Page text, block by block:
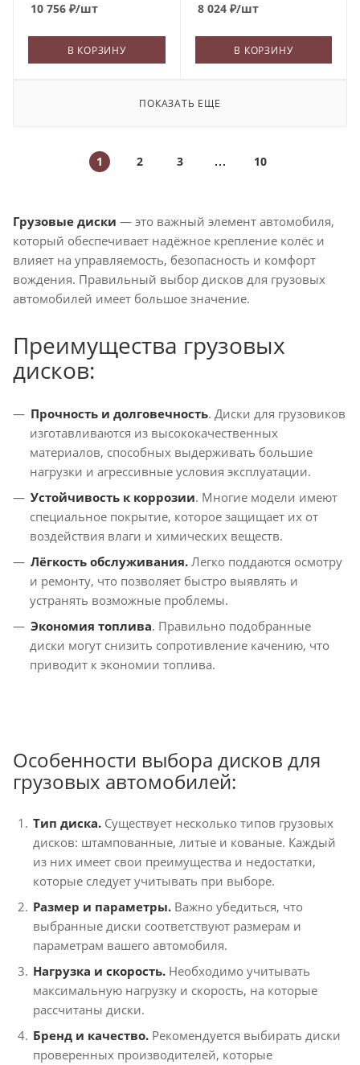
10 756 ₽/шт
В КОРЗИНУ
8 024₽/шт
В КОРЗИНУ
ПОКАЗАТЬ ЕЩЕ
1 2 3 10
Грузовые диски — это важный элемент автомобиля,
который обеспечивает надёжное крепление колёс и
влияет на управляемость, безопасность и комфорт
вождения. Правильный выбор дисков для грузовых
автомобилей имеет большое значение.
Преимущества грузовых
дисков:
Прочность и долговечность. Диски для грузовиков
изготавливаются из высококачественных
материалов, способных выдерживать большие
нагрузки и агрессивные условия эксплуатации.
Устойчивость к коррозии. Многие модели имеют
специальное покрытие, которое защищает их от
воздействия влаги и химических веществ.
Лёгкость обслуживания. Легко поддаются осмотру
и ремонту, что позволяет быстро выявлять и
устранять возможные проблемы.
Экономия топлива. Правильно подобранные
диски могут снизить сопротивление качению, что
приводит к экономии топлива.
Особенности выбора дисков для
грузовых автомобилей:
Тип диска. Существует несколько типов грузовых
дисков: штампованные, литые и кованые. Каждый
из них имеет свои преимущества и недостатки,
которые следует учитывать при выборе.
Размер и параметры. Важно убедиться, что
выбранные диски соответствуют размерам и
параметрам вашего автомобиля.
Нагрузка и скорость. Необходимо учитывать
максимальную нагрузку и скорость, на которые
рассчитаны диски.
Бренд и качество. Рекомендуется выбирать диски
проверенных производителей, которые